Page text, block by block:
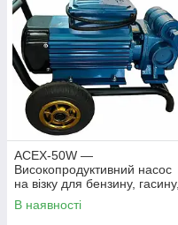
ACEX-50W —
Високопродуктивний насос
на візку для бензину, гасину,
дт, 220 вольтів, 400 л/хв
В наявності